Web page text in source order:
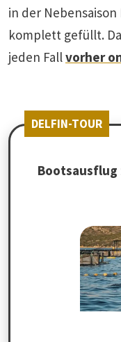
in der
komplett gefüllt.
jeden Fallvorher
DELFIN-TOUR
Bootsausflug